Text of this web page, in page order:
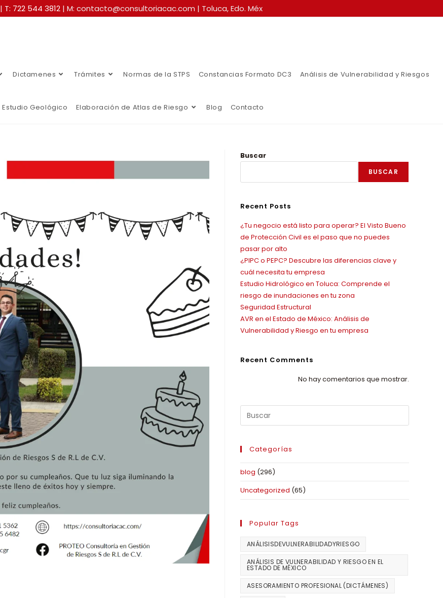
| T: 722 544 3812 | M: contacto@consultoriacac.com | Toluca, Edo. Méx
Dictamenes Trámites Normas de la STPS Constancias Formato DC3 Análisis de Vulnerabilidad y Riesgos
Estudio Geológico Elaboración de Atlas de Riesgo Blog Contacto
Buscar
BUSCAR
Recent Posts
¿Tu negocio está listo para operar? El Visto Bueno
de Protección Civil es el paso que no puedes
pasar por alto
¿PIPC o PEPC? Descubre las diferencias clave y
cuál necesita tu empresa
Estudio Hidrológico en Toluca: Comprende el
riesgo de inundaciones en tu zona
Seguridad Estructural
AVR en el Estado de México: Análisis de
Vulnerabilidad y Riesgo en tu empresa
Recent Comments
No hay comentarios que mostrar.
Categorías
blog (296)
Uncategorized (65)
Popular Tags
ANÁLISISDEVULNERABILIDADYRIESGO
ANÁLISIS DE VULNERABILIDAD Y RIESGO EN EL
ESTADO DE MÉXICO
ASESORAMIENTO PROFESIONAL (DICTÁMENES)